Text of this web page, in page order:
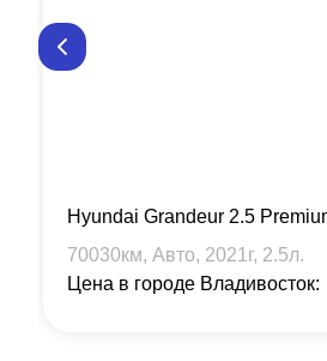
Hyundai Grandeur 2.5
70030км, Авто, 2021 г, 2.5л.
Цена в городе Владивосток: